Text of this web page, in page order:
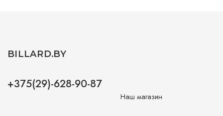
BILLARD.BY
+375(29)-628-90-87
Наш магазин